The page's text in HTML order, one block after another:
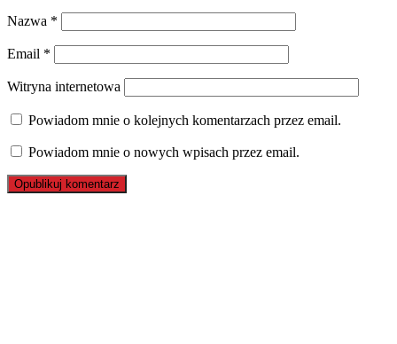
Nazwa *
Email *
Witryna internetowa
Powiadom mnie o kolejnych komentarzach przez email.
Powiadom mnie o nowych wpisach przez email.